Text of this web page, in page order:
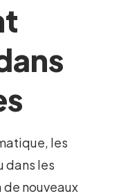
les
dans les
nouveaux